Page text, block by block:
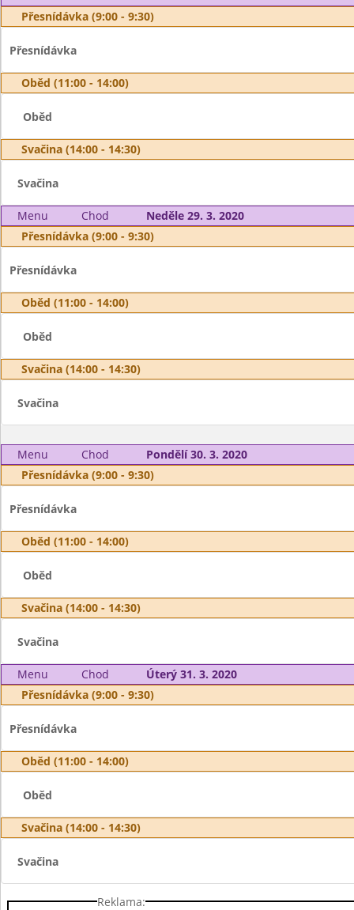
Přesnídávka (9:00 - 9:30)
Přesnídávka
Oběd (11:00 - 14:00)
Oběd
Svačina (14:00 - 14:30)
Svačina
Menu Chod
Neděle 29. 3. 2020
Přesnídávka (9:00 - 9:30)
Přesnídávka
Oběd (11:00 - 14:00)
Oběd
Svačina (14:00 - 14:30)
Svačina
Menu Chod
Pondělí 30. 3. 2020
Přesnídávka (9:00 - 9:30)
Přesnídávka
Oběd (11:00 - 14:00)
Oběd
Svačina (14:00 - 14:30)
Svačina
Menu Chod
Úterý 31. 3. 2020
Přesnídávka (9:00 - 9:30)
Přesnídávka
Oběd (11:00 - 14:00)
Oběd
Svačina (14:00 - 14:30)
Svačina
Reklama: